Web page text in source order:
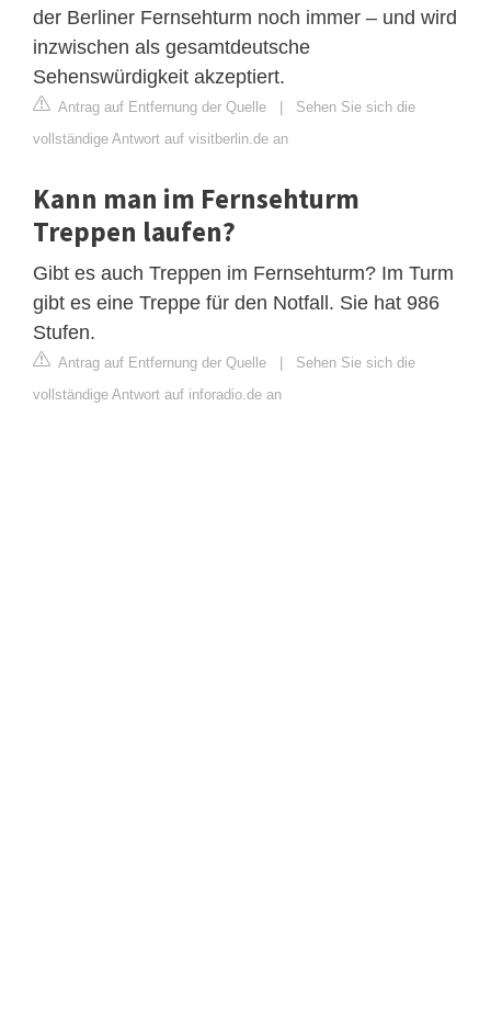
der Berliner Fernsehturm noch immer – und wird
inzwischen als gesamtdeutsche
Sehenswürdigkeit akzeptiert.
Antrag auf Entfernung der Quelle | Sehen Sie sich die
vollständige Antwort auf visitberlin.de an
Kann man im Fernsehturm
Treppen laufen?
Gibt es auch Treppen im Fernsehturm? Im Turm
gibt es eine Treppe für den Notfall. Sie hat 986
Stufen.
Antrag auf Entfernung der Quelle | Sehen Sie sich die
vollständige Antwort auf inforadio.de an